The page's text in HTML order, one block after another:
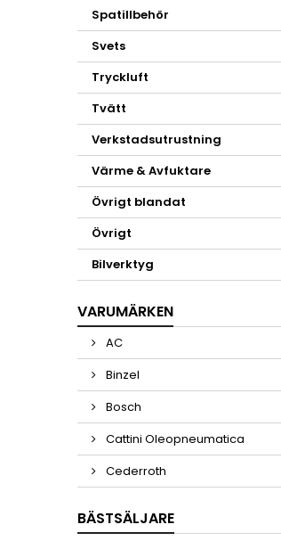
Spatillbehör
Svets
Tryckluft
Tvätt
Verkstadsutrustning
Värme & Avfuktare
Övrigt blandat
Övrigt
Bilverktyg
VARUMÄRKEN
AC
Binzel
Bosch
Cattini Oleopneumatica
Cederroth
BÄSTSÄLJARE